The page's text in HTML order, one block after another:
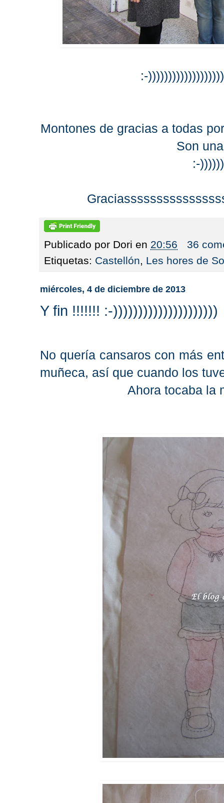
:-
Montones de gracias a todas
Son
:-
Publicado por Dori en 20:56
36
Etiquetas: Castellón Les hores de
miércoles, 4 de diciembre de 2013
Y fin !!!!!!! :-)))))))))))))))))))))
No quería cansaros con más
muñeca, así que cuando los
Ahora tocaba la